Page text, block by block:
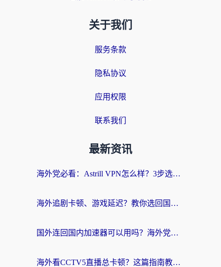
关于我们
服务条款
隐私协议
应用权限
联系我们
最新资讯
海外党必看：Astrill VPN怎么样？3步选对回国加速器实现无缝刷剧玩游戏
海外追剧卡顿、游戏延迟？教你选回国加速器，附免费加速器试用一小时福利
国外连回国内加速器可以用吗？海外党亲测实用指南，解决追剧游戏卡顿难题
海外看CCTV5直播总卡顿？这篇指南教你选对回国加速器，无缝刷国内资源